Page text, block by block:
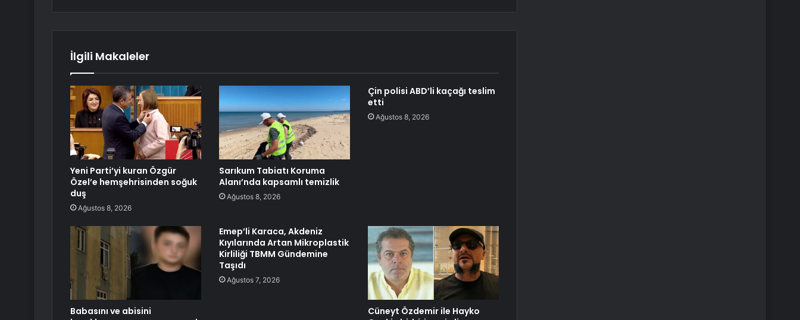
İlgili Makaleler
Yeni Parti’yi kuran Özgür
Özel’e hemşehrisinden soğuk
duş
Ağustos 8, 2026
Sarıkum Tabiatı Koruma
Alanı’nda kapsamlı temizlik
Ağustos 8, 2026
Çin polisi ABD’li kaçağı teslim
etti
Ağustos 8, 2026
Babasını ve abisini
Emep’li Karaca, Akdeniz
Kıyılarında Artan Mikroplastik
Kirliliği TBMM Gündemine
Taşıdı
Ağustos 7, 2026
Cüneyt Özdemir ile Hayko